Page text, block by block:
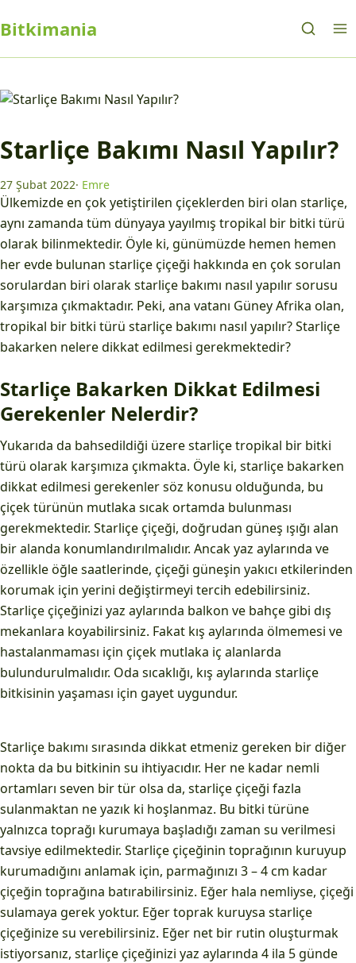
Bitkimania
Starliçe Bakımı Nasıl Yapılır?
27 Şubat 2022· Emre
Ülkemizde en çok yetiştirilen çiçeklerden biri olan starliçe,
aynı zamanda tüm dünyaya yayılmış tropikal bir bitki türü
olarak bilinmektedir. Öyle ki, günümüzde hemen hemen
her evde bulunan starliçe çiçeği hakkında en çok sorulan
sorulardan biri olarak starliçe bakımı nasıl yapılır sorusu
karşımıza çıkmaktadır. Peki, ana vatanı Güney Afrika olan,
tropikal bir bitki türü starliçe bakımı nasıl yapılır? Starliçe
bakarken nelere dikkat edilmesi gerekmektedir?
Starliçe Bakarken Dikkat Edilmesi
Gerekenler Nelerdir?
Yukarıda da bahsedildiği üzere starliçe tropikal bir bitki
türü olarak karşımıza çıkmakta. Öyle ki, starliçe bakarken
dikkat edilmesi gerekenler söz konusu olduğunda, bu
çiçek türünün mutlaka sıcak ortamda bulunması
gerekmektedir. Starliçe çiçeği, doğrudan güneş ışığı alan
bir alanda konumlandırılmalıdır. Ancak yaz aylarında ve
özellikle öğle saatlerinde, çiçeği güneşin yakıcı etkilerinden
korumak için yerini değiştirmeyi tercih edebilirsiniz.
Starliçe çiçeğinizi yaz aylarında balkon ve bahçe gibi dış
mekanlara koyabilirsiniz. Fakat kış aylarında ölmemesi ve
hastalanmaması için çiçek mutlaka iç alanlarda
bulundurulmalıdır. Oda sıcaklığı, kış aylarında starliçe
bitkisinin yaşaması için gayet uygundur.
Starliçe bakımı sırasında dikkat etmeniz gereken bir diğer
nokta da bu bitkinin su ihtiyacıdır. Her ne kadar nemli
ortamları seven bir tür olsa da, starliçe çiçeği fazla
sulanmaktan ne yazık ki hoşlanmaz. Bu bitki türüne
yalnızca toprağı kurumaya başladığı zaman su verilmesi
tavsiye edilmektedir. Starliçe çiçeğinin toprağının kuruyup
kurumadığını anlamak için, parmağınızı 3 – 4 cm kadar
çiçeğin toprağına batırabilirsiniz. Eğer hala nemliyse, çiçeği
sulamaya gerek yoktur. Eğer toprak kuruysa starliçe
çiçeğinize su verebilirsiniz. Eğer net bir rutin oluşturmak
istiyorsanız, starliçe çiçeğinizi yaz aylarında 4 ila 5 günde